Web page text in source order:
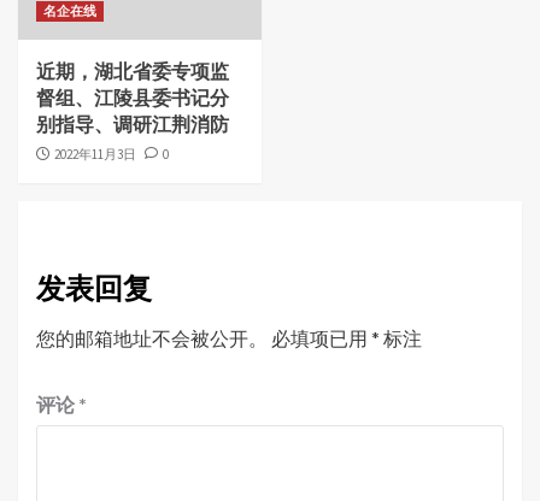
名企在线
近期，湖北省委专项监
督组、江陵县委书记分
别指导、调研江荆消防
2022年11月3日 0
发表回复
您的邮箱地址不会被公开。 必填项已用 * 标注
评论 *